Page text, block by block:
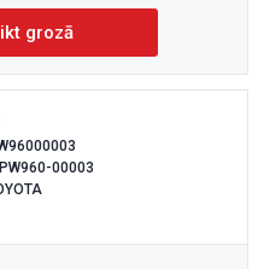
grozā
PW960-00003